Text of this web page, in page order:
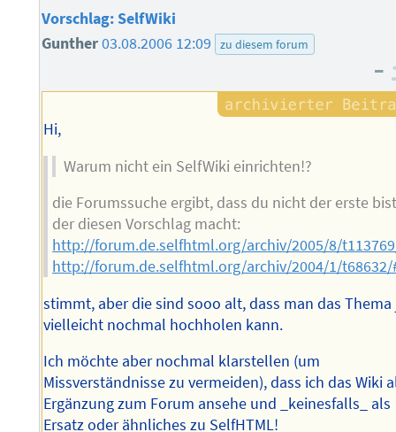
Vorschlag: SelfWiki
Gunther03.08.2006 12:09 zu diesem forum
–
Hi,
Warum nicht ein SelfWiki einrichten!?
die Forumssuche ergibt, dass du nicht der erste
der diesen Vorschlag macht:
http://forum.de.selfhtml.org/archiv/2005/8/
http://forum.de.selfhtml.org/archiv/2004/1/t68632/
stimmt, aber die sind sooo alt, dass man das Thema
vielleicht nochmal hochholen kann.
Ich möchte aber nochmal klarstellen (um
Missverständnisse zu vermeiden), dass ich das Wiki
Ergänzung zum Forum ansehe und _keinesfalls_ als
Ersatz oder ähnliches zu SelfHTML!